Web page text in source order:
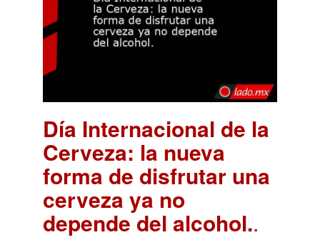
Día Internacional de la
Cerveza: la nueva
forma de disfrutar una
cerveza ya no
depende del alcohol..